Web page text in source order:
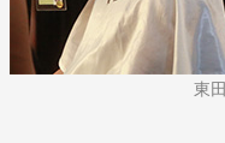
東